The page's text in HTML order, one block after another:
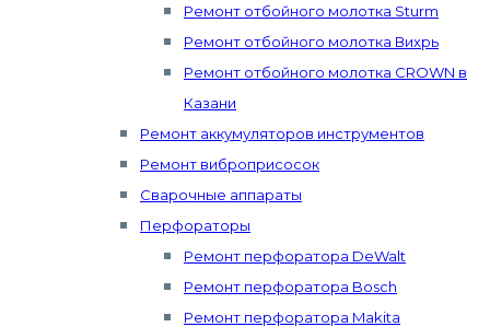
Ремонт отбойного молотка Sturm
Ремонт отбойного молотка Вихрь
Ремонт отбойного молотка CROWN в
Казани
Ремонт аккумуляторов инструментов
Ремонт виброприсосок
Сварочные аппараты
Перфораторы
Ремонт перфоратора DeWalt
Ремонт перфоратора Bosch
Ремонт перфоратора Makita